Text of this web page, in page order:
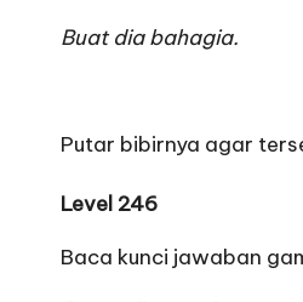
Buat dia bahagia.
Putar bibirnya agar
Level 246
Baca kunci jawaban